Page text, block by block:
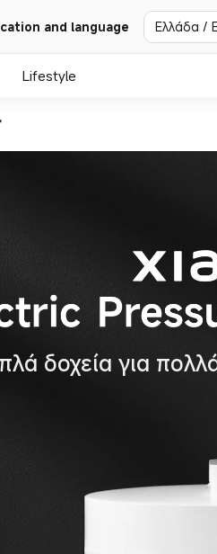
and language Ελλάδα /
Lifestyle
δοχεία για